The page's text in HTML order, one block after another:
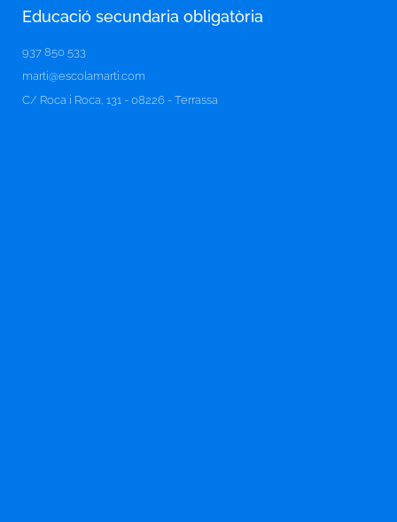
Educació secundaria obligatòria​
937 850 533
marti@escolamarti.com
C/ Roca i Roca, 131 - 08226 - Terrassa